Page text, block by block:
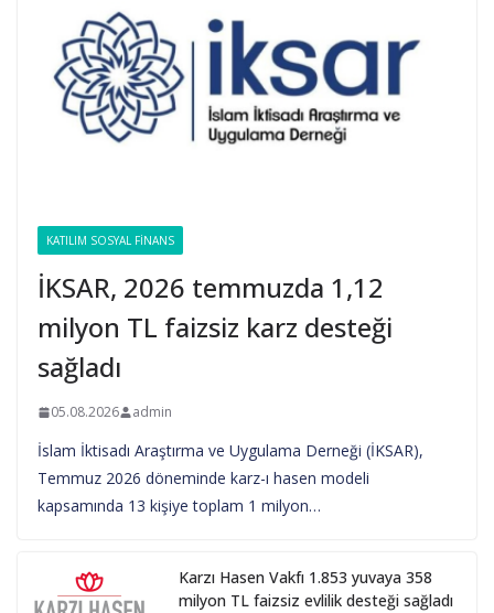
KATILIM SOSYAL FINANS
İKSAR, 2026 temmuzda 1,12
milyon TL faizsiz karz desteği
sağladı
05.08.2026 admin
İslam İktisadı Araştırma ve Uygulama Derneği (İKSAR),
Temmuz 2026 döneminde karz-ı hasen modeli
kapsamında 13 kişiye toplam 1 milyon…
Karzı Hasen Vakfı 1.853 yuvaya 358
milyon TL faizsiz evlilik desteği sağladı